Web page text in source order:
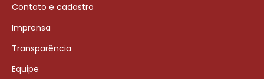
Contato e cadastro
Imprensa
Transparência
Equipe